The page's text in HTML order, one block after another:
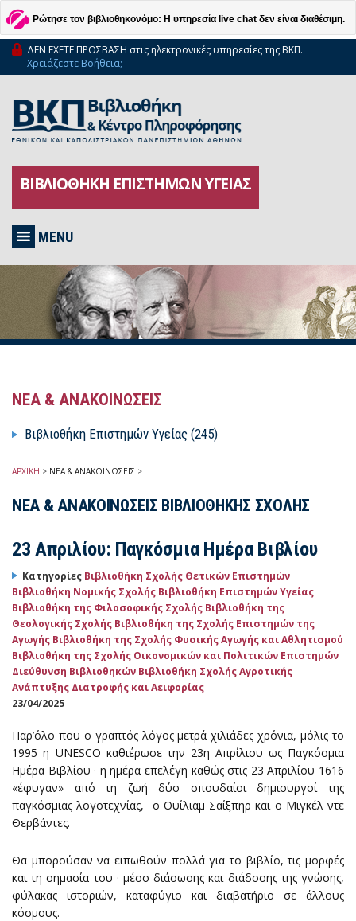
Ρώτησε τον βιβλιοθηκονόμο: Η υπηρεσία live chat δεν είναι διαθέσιμη.
ΔΕΝ ΕΧΕΤΕ ΠΡΟΣΒΑΣΗ στις ηλεκτρονικές υπηρεσίες της ΒΚΠ.
Χρειάζεστε Βοήθεια;
ΒΙΒΛΙΟΘΗΚΗ ΕΠΙΣΤΗΜΩΝ ΥΓΕΙΑΣ
MENU
ΝΕΑ & ΑΝΑΚΟΙΝΩΣΕΙΣ
Βιβλιοθήκη Επιστημών Υγείας (245)
ΑΡΧΙΚΗ > ΝΕΑ & ΑΝΑΚΟΙΝΩΣΕΙΣ >
ΝΕΑ & ΑΝΑΚΟΙΝΩΣΕΙΣ ΒΙΒΛΙΟΘΗΚΗΣ ΣΧΟΛΗΣ
23 Απριλίου: Παγκόσμια Ημέρα Βιβλίου
Κατηγορίες Βιβλιοθήκη Σχολής Θετικών Επιστημών
Βιβλιοθήκη Νομικής Σχολής Βιβλιοθήκη Επιστημών Υγείας
Βιβλιοθήκη της Φιλοσοφικής Σχολής Βιβλιοθήκη της
Θεολογικής Σχολής Βιβλιοθήκη της Σχολής Επιστημών της
Αγωγής Βιβλιοθήκη της Σχολής Φυσικής Αγωγής και Αθλητισμού
Βιβλιοθήκη της Σχολής Οικονομικών και Πολιτικών Επιστημών
Διεύθυνση Βιβλιοθηκών Βιβλιοθήκη Σχολής Αγροτικής
Ανάπτυξης Διατροφής και Αειφορίας
23/04/2025
Παρ’όλο που ο γραπτός λόγος μετρά χιλιάδες χρόνια, μόλις το
1995 η UNESCO καθιέρωσε την 23η Απρίλιου ως Παγκόσμια
Ημέρα Βιβλίου · η ημέρα επελέγη καθώς στις 23 Απριλίου 1616
«έφυγαν» από τη ζωή δύο σπουδαίοι δημιουργοί της
παγκόσμιας λογοτεχνίας, ο Ουίλιαμ Σαίξπηρ και ο Μιγκέλ ντε
Θερβάντες.
Θα μπορούσαν να ειπωθούν πολλά για το βιβλίο, τις μορφές
και τη σημασία του · μέσο διάσωσης και διάδοσης της γνώσης,
φύλακας ιστοριών, καταφύγιο και διαβατήριο σε άλλους
κόσμους.